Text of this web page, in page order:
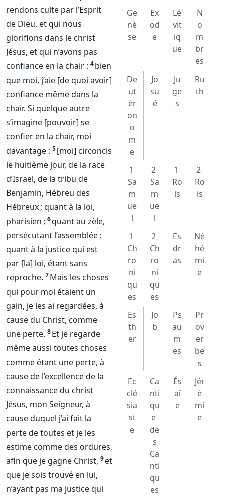
rendons culte par l’Esprit
de Dieu, et qui nous
glorifions dans le christ
Jésus, et qui n’avons pas
confiance en la chair : 4bien
que moi, j’aie [de quoi avoir]
confiance même dans la
chair. Si quelque autre
s’imagine [pouvoir] se
confier en la chair, moi
davantage : 5[moi] circoncis
le huitième jour, de la race
d’Israël, de la tribu de
Benjamin, Hébreu des
Hébreux ; quant à la loi,
pharisien ; 6quant au zèle,
persécutant l’assemblée ;
quant à la justice qui est
par [la] loi, étant sans
reproche. 7Mais les choses
qui pour moi étaient un
gain, je les ai regardées, à
cause du Christ, comme
une perte. 8Et je regarde
même aussi toutes choses
comme étant une perte, à
cause de l’excellence de la
connaissance du christ
Jésus, mon Seigneur, à
cause duquel j’ai fait la
perte de toutes et je les
estime comme des ordures,
afin que je gagne Christ, 9et
que je sois trouvé en lui,
n’ayant pas ma justice qui
Ge
nè
se
Ex
od
e
Lé
vit
iq
ue
N
o
m
br
es
De
ut
ér
on
o
m
e
Jo
su
é
Ju
ge
s
Ru
th
1
Sa
m
ue
l
2
Sa
m
ue
l
1
Ro
is
2
Ro
is
1
Ch
ro
ni
qu
es
2
Ch
ro
ni
qu
es
Es
dr
as
Né
hé
mi
e
Es
th
er
Jo
b
Ps
au
m
es
Pr
ov
er
be
s
Ec
clé
sia
st
e
Ca
nti
qu
e
de
s
Ca
nti
qu
es
És
aï
e
Jér
é
mi
e